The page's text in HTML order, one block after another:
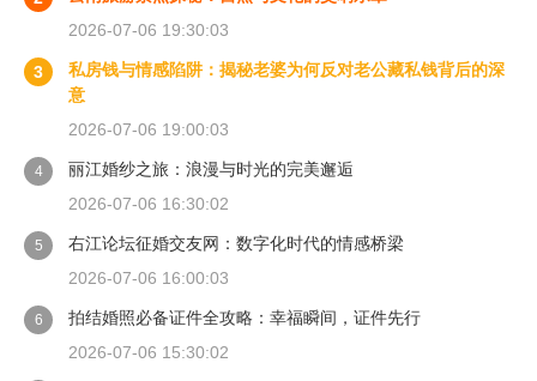
2026-07-06 19:30:03
3
私房钱与情感陷阱：揭秘老婆为何反对老公藏私钱背后的深
意
2026-07-06 19:00:03
4
丽江婚纱之旅：浪漫与时光的完美邂逅
2026-07-06 16:30:02
5
右江论坛征婚交友网：数字化时代的情感桥梁
2026-07-06 16:00:03
6
拍结婚照必备证件全攻略：幸福瞬间，证件先行
2026-07-06 15:30:02